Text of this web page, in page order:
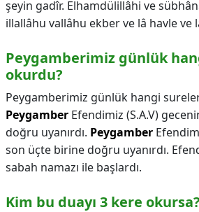
şeyin gadîr. Elhamdülillâhi ve
illallâhu vallâhu ekber ve lâ havle ve
Peygamberimiz günlük
okurdu?
Peygamberimiz günlük hangi
Peygamber Efendimiz (S.A.V)
doğru uyanırdı. Peygamber
son üçte birine doğru uyanırdı.
sabah namazı ile başlardı.
Kim bu duayı 3 kere okursa?